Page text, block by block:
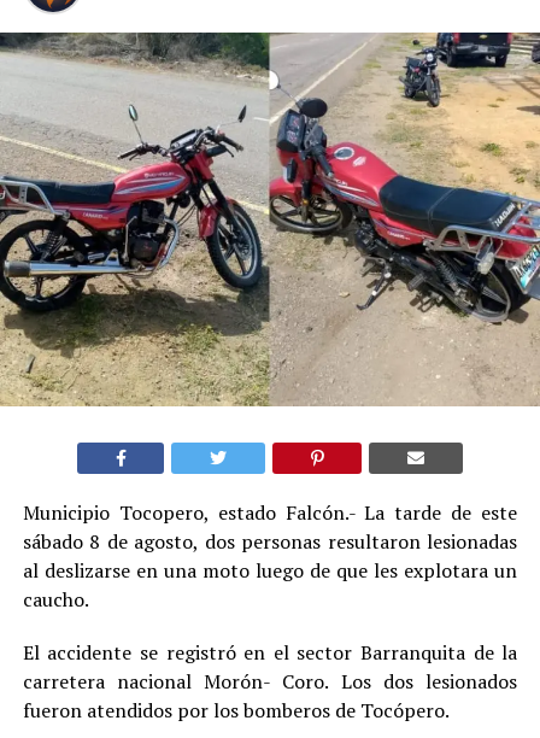
Municipio Tocopero, estado Falcón.- La tarde de este
sábado 8 de agosto, dos personas resultaron lesionadas
al deslizarse en una moto luego de que les explotara un
caucho.
El accidente se registró en el sector Barranquita de la
carretera nacional Morón- Coro. Los dos lesionados
fueron atendidos por los bomberos de Tocópero.